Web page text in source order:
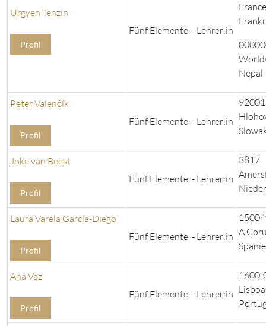
Urgyen Tenzin
Profil
Fünf Elemente - Lehrer:in
France
Nepal
Peter Valenčík
Profil
Fünf Elemente - Lehrer:in
92001
Joke van Beest
Profil
Fünf Elemente - Lehrer:in
3817
Laura Varela García-Diego
Profil
Fünf Elemente - Lehrer:in
15004
A
Ana Vaz
Profil
Fünf Elemente - Lehrer:in
1600-
Lisboa